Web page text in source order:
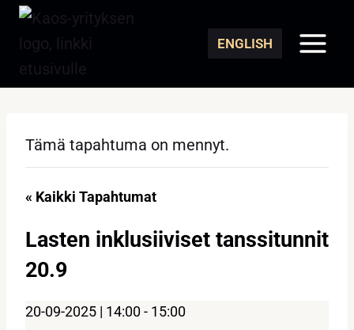
Siirry
sisältöön
ENGLISH
Tämä tapahtuma on mennyt.
« Kaikki Tapahtumat
Lasten inklusiiviset tanssitunnit
20.9
20-09-2025 | 14:00- 15:00